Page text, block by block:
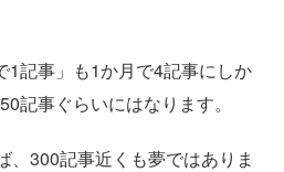
1記事」も1か月で4記事にしか
記事ぐらいにはなります。
、300記事近くも夢ではありま